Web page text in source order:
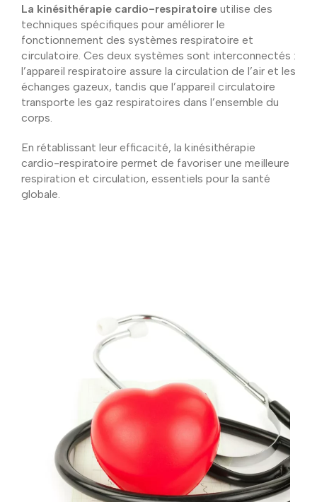
La kinésithérapie cardio-respiratoire utilise des
techniques spécifiques pour améliorer le
fonctionnement des systèmes respiratoire et
circulatoire. Ces deux systèmes sont interconnectés :
l’appareil respiratoire assure la circulation de l’air et les
échanges gazeux, tandis que l’appareil circulatoire
transporte les gaz respiratoires dans l’ensemble du
corps.
En rétablissant leur efficacité, la kinésithérapie
cardio-respiratoire permet de favoriser une meilleure
respiration et circulation, essentiels pour la santé
globale.